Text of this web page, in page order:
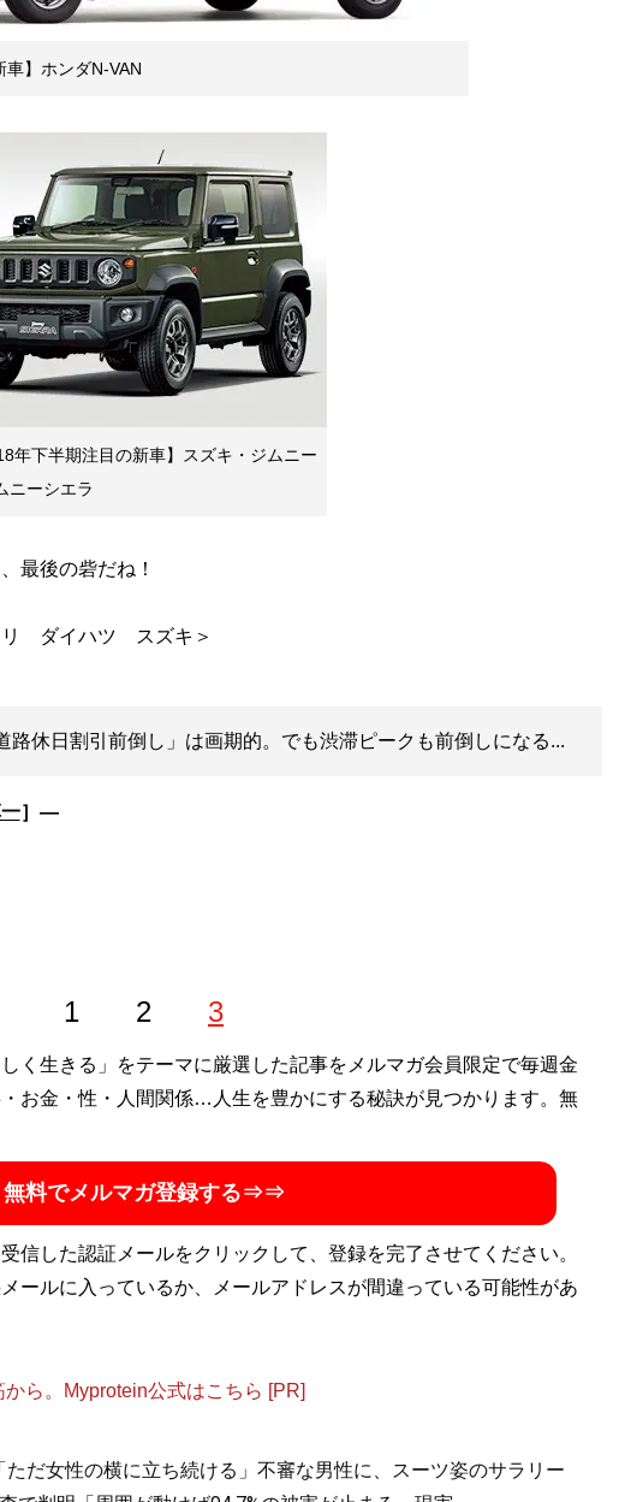
車】ホンダN-VAN
年下半期注目の新車】スズキ・ジムニー
ニーシエラ
最後の砦だね！
路休日割引前倒し」は画期的。でも渋滞ピークも前倒しになる...
］―
1 2 3
く生きる」をテーマに厳選した記事をメルマガ会員限定で毎週金
お金・性・人間関係…人生を豊かにする秘訣が見つかります。無
無料でメルマガ登録する⇒⇒
信した認証メールをクリックして、登録を完了させてください。
ールに入っているか、メールアドレスが間違っている可能性があ
ら。Myprotein公式はこちら [PR]
だ女性の横に立ち続ける」不審な男性に、スーツ姿のサラリー